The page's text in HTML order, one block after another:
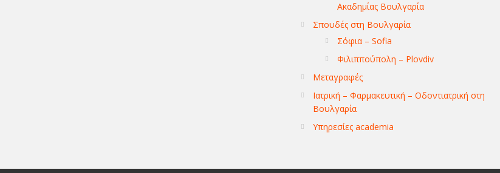
Ακαδημίας Βουλγαρία
Σπουδές στη Βουλγαρία
Σόφια – Sofia
Φιλιππούπολη – Plovdiv
Μεταγραφές
Ιατρική – Φαρμακευτική – Οδοντιατρική στη
Βουλγαρία
Υπηρεσίες academia